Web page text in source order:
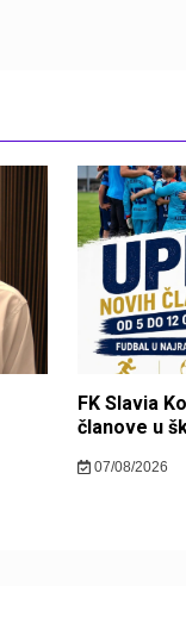
FK Slavia
članove u
07/08/2026